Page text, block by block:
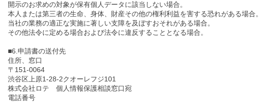
開示のお求めの対象が保有個人データに該当しない場合。
本人または第三者の生命、身体、財産その他の権利利益を害する恐れがある場合。
当社の業務の適正な実施に著しい支障を及ぼすおそれがある場合。
その他法令に定める場合および法令に違反することとなる場合。
■6.申請書の送付先
住所、窓口
〒151-0064
渋谷区上原1-28-2クオーレフジ101
株式会社ロテ 個人情報保護相談窓口宛
電話番号